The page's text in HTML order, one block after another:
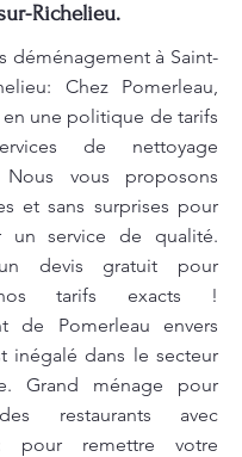
Richelieu.
déménagement à Saint-
Chez Pomerleau,
une politique de tarifs
de nettoyage
Nous vous proposons
et sans surprises pour
un service de qualité.
devis gratuit pour
tarifs exacts !
de Pomerleau envers
inégalé dans le secteur
Grand ménage pour
restaurants avec
pour remettre votre